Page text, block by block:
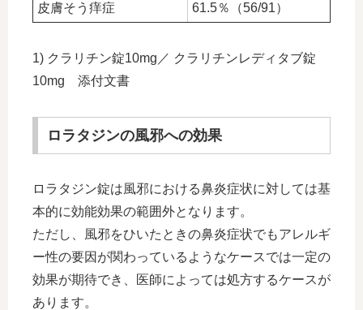
皮膚そう痒症 61.5％（56/91）
1) クラリチン錠10mg／ クラリチンレディタブ錠
10mg 添付文書
ロラタジンの風邪への効果
ロラタジン錠は風邪における鼻炎症状に対しては基
本的に効能効果の範囲外となります。
ただし、風邪をひいたときの鼻炎症状でもアレルギ
ー性の要因が関わっているようなケースでは一定の
効果が期待でき、医師によっては処方するケースが
あります。